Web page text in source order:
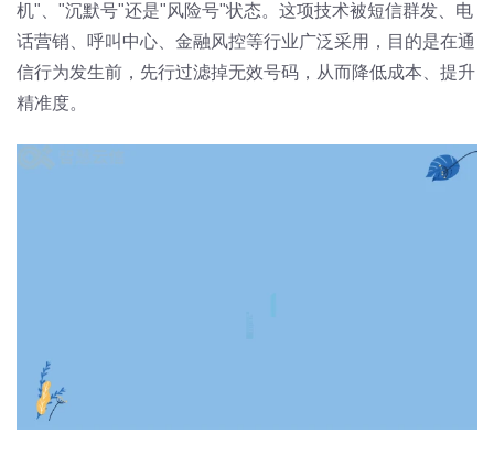
机"、"沉默号"还是"风险号"状态。这项技术被短信群发、电
话营销、呼叫中心、金融风控等行业广泛采用，目的是在通
信行为发生前，先行过滤掉无效号码，从而降低成本、提升
精准度。